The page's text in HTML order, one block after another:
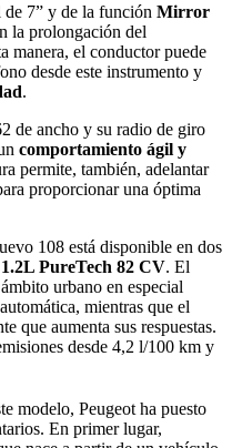
de 7” y de la función Mirror
la prolongación del
manera, el conductor puede
desde este instrumento y
.
de ancho y su radio de giro
comportamiento ágil y
permite, también, adelantar
proporcionar una óptima
108 está disponible en dos
1.2L PureTech 82 CV. El
urbano en especial
mientras que el
que aumenta sus respuestas.
desde 4,2 l/100 km y
modelo, Peugeot ha puesto
En primer lugar,